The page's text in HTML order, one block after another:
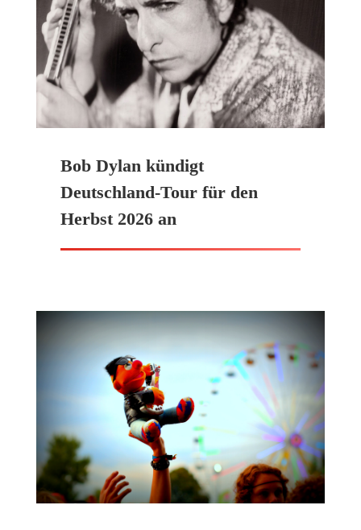
Bob Dylan kündigt
Deutschland-Tour für den
Herbst 2026 an